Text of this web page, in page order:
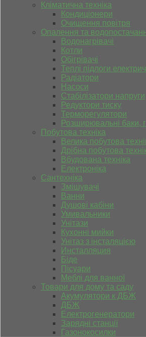
Кліматична техніка
Кондиціонери
Очищення повітря
Опалення та
Водонагрівачі
Котли
Обігрівачі
Теплі підлоги
Радіатори
Насоси
Стабілізатори напруги
Редуктори тиску
Терморегулятори
Розширювальні баки,
Побутова техніка
Велика побутова
Дрібна побутова
Вбудована техніка
Електроніка
Сантехніка
Змішувачі
Ванни
Душові кабіни
Умивальники
Унітази
Кухонні мийки
Унітаз з інсталяцією
Инсталляция
Біде
Пісуари
Меблі для ванної
Товари для дому та саду
Акумулятори к ДБЖ
ДБЖ
Електрогенератори
Зарядні станції
Газонокосилки